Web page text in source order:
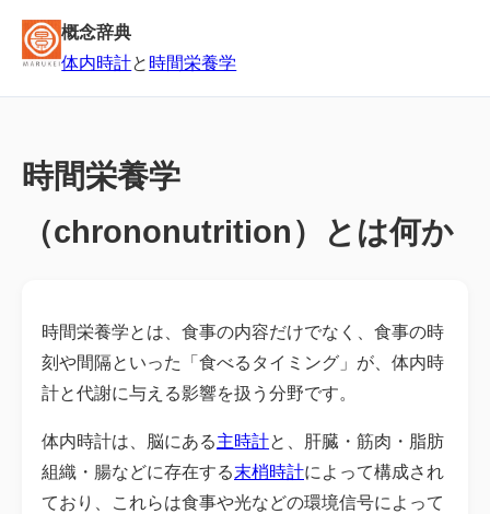
概念辞典
体内時計と 時間栄養学
時間栄養学
（chrononutrition）とは何か
時間栄養学とは、食事の内容だけでなく、食事の時
刻や間隔といった「食べるタイミング」が、体内時
計と代謝に与える影響を扱う分野です。
体内時計は、脳にある主時計と、肝臓・筋肉・脂肪
組織・腸などに存在する末梢時計によって構成され
ており、これらは食事や光などの環境信号によって